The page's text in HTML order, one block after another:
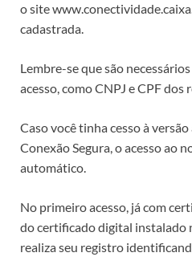
o site
cadastrada.
Lembre-se que são
acesso, como CNPJ e CPF
Caso você tinha cesso à
Conexão Segura, o acesso ao
automático.
No primeiro acesso, já com
do certificado digital instalado
realiza seu registro